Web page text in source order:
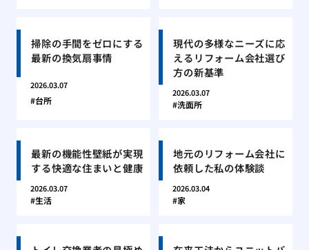
掃除の手間をゼロにする
最新の換気扇事情
2026.03.07
台所
現代の多様なニーズに応
えるリフォーム会社選び
方の新基準
2026.03.07
洗面所
最新の機能性壁紙が実現
する快適な住まいと健康
2026.03.07
生活
地元のリフォーム会社に
依頼した私の体験談
2026.03.04
家